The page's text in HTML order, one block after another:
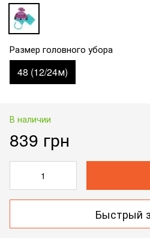
Размер головного убора
48 (12/24м)
В наличии
839 грн
Быстрый